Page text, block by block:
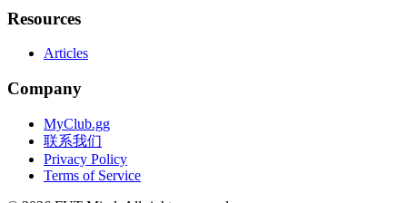
Resources
Articles
Company
MyClub.gg
联系我们
Privacy Policy
Terms of Service